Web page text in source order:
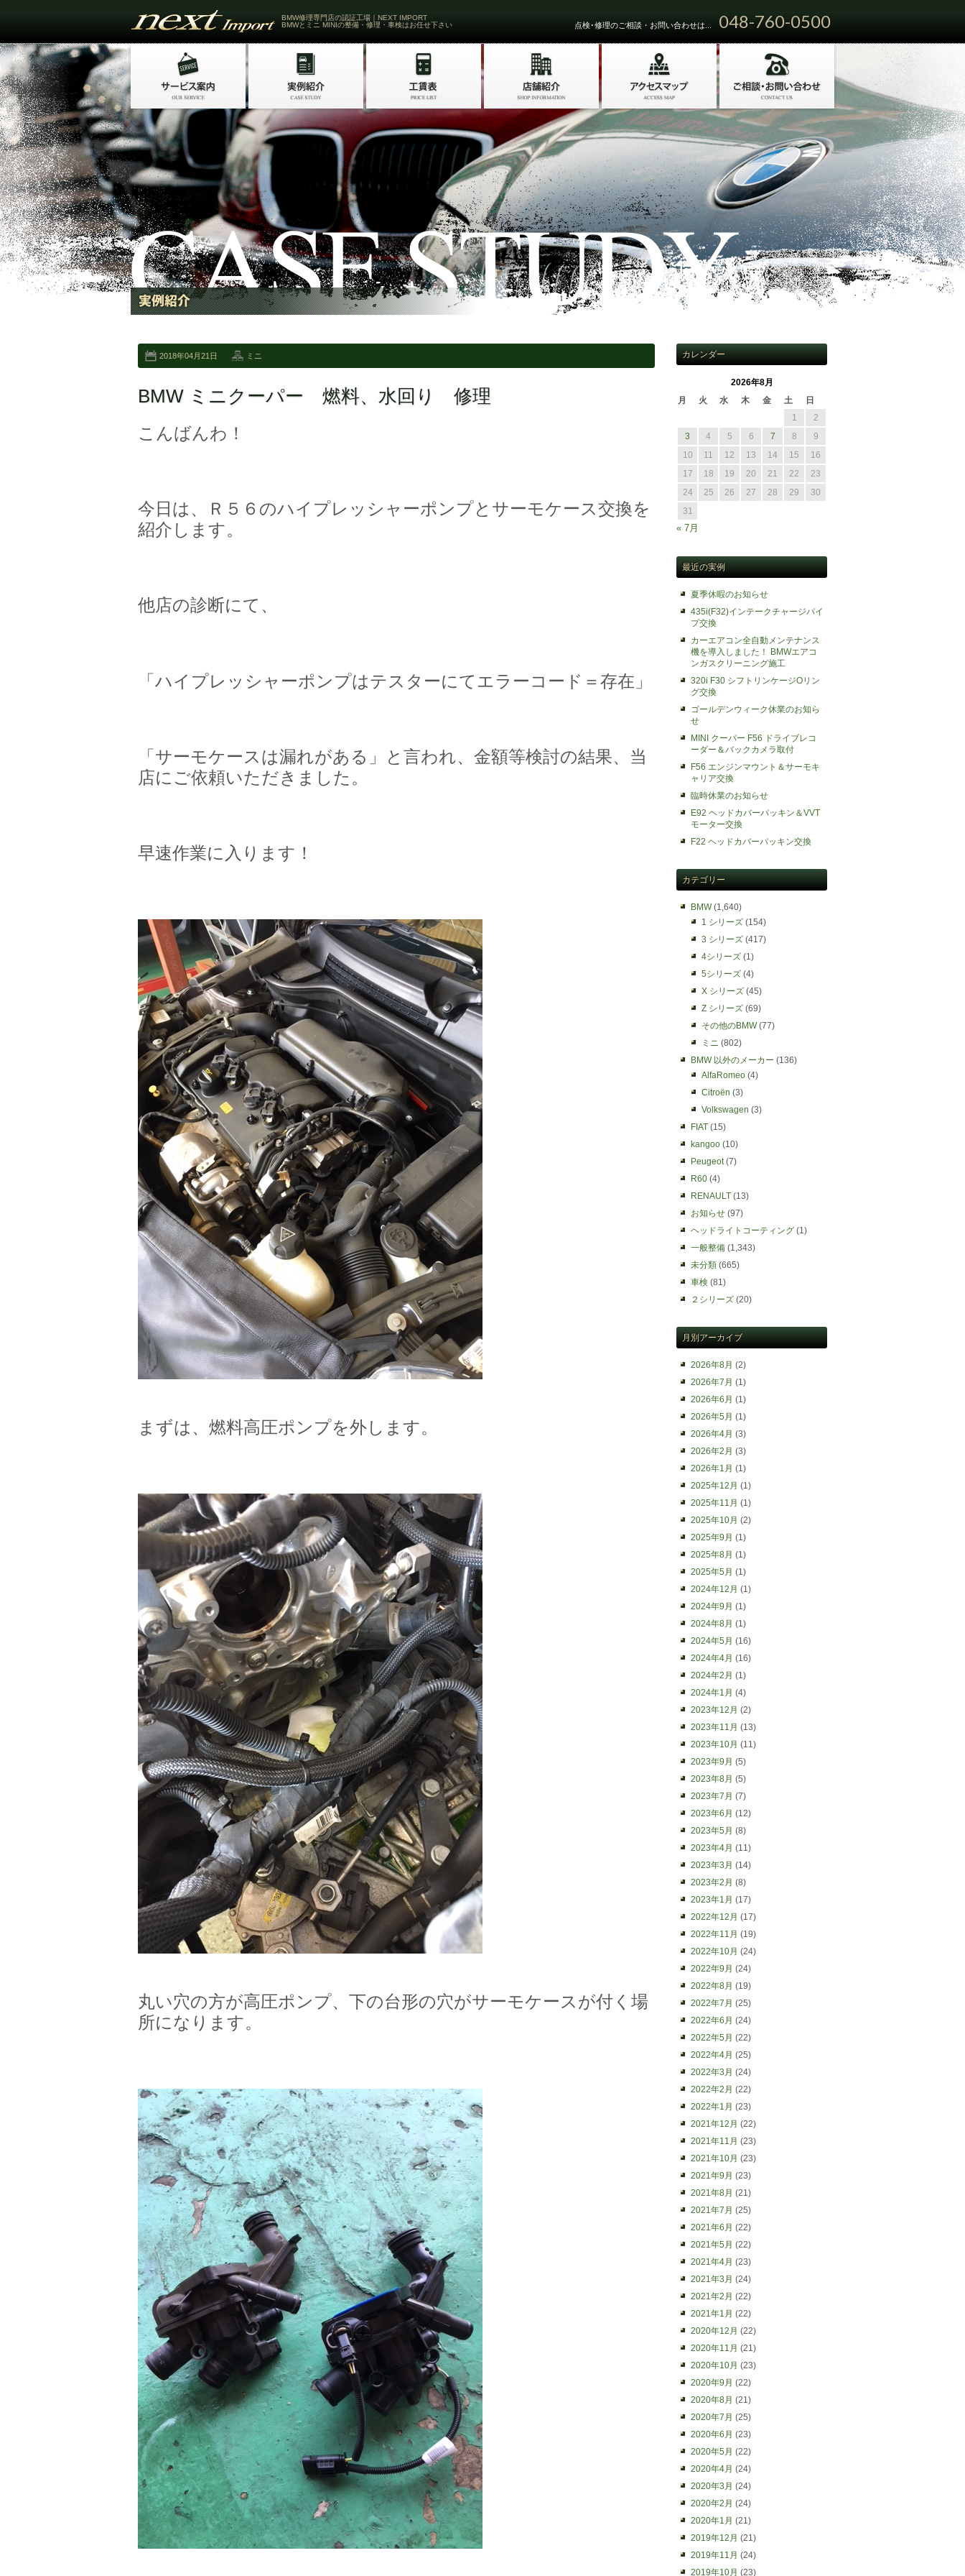
BMW修理専門店の認証工場｜NEXT IMPORT
BMWとミニ MINIの整備・修理・車検はお任せ下さい
点検･修理のご相談・お問い合わせは... 048-760-0500
2018年04月21日 ミニ
BMW ミニクーパー 燃料、水回り 修理
こんばんわ！
今日は、Ｒ５６のハイプレッシャーポンプとサーモケース交換を
紹介します。
他店の診断にて、
「ハイプレッシャーポンプはテスターにてエラーコード＝存在」
「サーモケースは漏れがある」と言われ、金額等検討の結果、当
店にご依頼いただきました。
早速作業に入ります！
まずは、燃料高圧ポンプを外します。
丸い穴の方が高圧ポンプ、下の台形の穴がサーモケースが付く場
所になります。
カレンダー
2026年8月
月
火 水 木 金 土
日
1
2
3
4 5 6 7 8
9
10
11 12 13 14 15
16
17
18 19 20 21 22
23
24
25 26 27 28 29
30
31
« 7月
最近の実例
夏季休暇のお知らせ
435i(F32)インテークチャージパイ
プ交換
カーエアコン全自動メンテナンス
機を導入しました！ BMWエアコ
ンガスクリーニング施工
320i F30 シフトリンケージOリン
グ交換
ゴールデンウィーク休業のお知ら
せ
MINI クーパー F56 ドライブレコ
ーダー＆バックカメラ取付
F56 エンジンマウント＆サーモキ
ャリア交換
臨時休業のお知らせ
E92 ヘッドカバーパッキン＆VVT
モーター交換
F22 ヘッドカバーパッキン交換
カテゴリー
BMW(1,640)
1 シリーズ (154)
3 シリーズ (417)
4シリーズ (1)
5シリーズ (4)
X シリーズ (45)
Z シリーズ (69)
その他のBMW(77)
ミニ (802)
BMW 以外のメーカー (136)
AlfaRomeo (4)
Citroën (3)
Volkswagen (3)
FIAT (15)
kangoo (10)
Peugeot(7)
R60 (4)
RENAULT (13)
お知らせ (97)
ヘッドライトコーティング (1)
一般整備 (1,343)
未分類 (665)
車検 (81)
２シリーズ (20)
月別アーカイブ
2026年8月 (2)
2026年7月 (1)
2026年6月 (1)
2026年5月 (1)
2026年4月 (3)
2026年2月 (3)
2026年1月 (1)
2025年12月 (1)
2025年11月 (1)
2025年10月 (2)
2025年9月 (1)
2025年8月 (1)
2025年5月 (1)
2024年12月 (1)
2024年9月 (1)
2024年8月 (1)
2024年5月 (16)
2024年4月 (16)
2024年2月 (1)
2024年1月 (4)
2023年12月 (2)
2023年11月 (13)
2023年10月 (11)
2023年9月 (5)
2023年8月 (5)
2023年7月 (7)
2023年6月 (12)
2023年5月 (8)
2023年4月 (11)
2023年3月 (14)
2023年2月 (8)
2023年1月 (17)
2022年12月 (17)
2022年11月 (19)
2022年10月 (24)
2022年9月 (24)
2022年8月 (19)
2022年7月 (25)
2022年6月 (24)
2022年5月 (22)
2022年4月 (25)
2022年3月 (24)
2022年2月 (22)
2022年1月 (23)
2021年12月 (22)
2021年11月 (23)
2021年10月 (23)
2021年9月 (23)
2021年8月 (21)
2021年7月 (25)
2021年6月 (22)
2021年5月 (22)
2021年4月 (23)
2021年3月 (24)
2021年2月 (22)
2021年1月 (22)
2020年12月 (22)
2020年11月 (21)
2020年10月 (23)
2020年9月 (22)
2020年8月 (21)
2020年7月 (25)
2020年6月 (23)
2020年5月 (22)
2020年4月 (24)
2020年3月 (24)
2020年2月 (24)
2020年1月 (21)
2019年12月 (21)
2019年11月 (24)
2019年10月 (23)